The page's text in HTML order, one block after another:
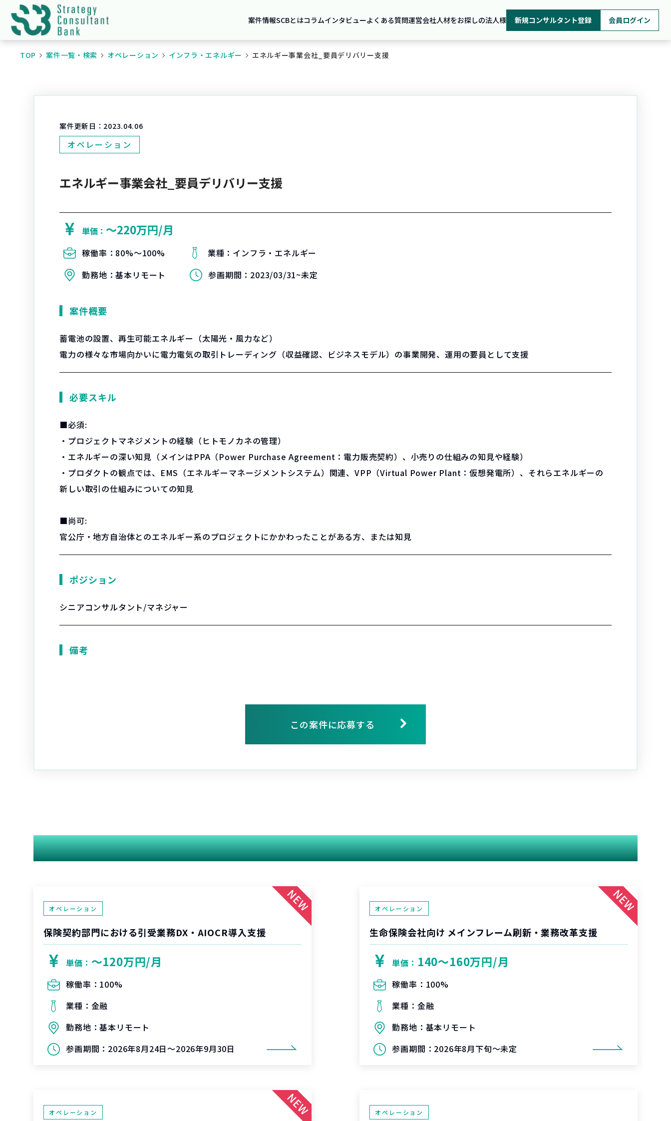
案件情報SCBとはコラムインタビューよくある質問運営会社人材をお探しの法人様 新規コンサルタント登録 会員ログイン
TOP 案件一覧・検索 オペレーション インフラ・エネルギー エネルギー事業会社_要員デリバリー支援
案件更新日： 2023.04.06
オペレーション
エネルギー事業会社_要員デリバリー支援
単価： 〜220万円/月
稼働率： 80%〜100% 業種： インフラ・エネルギー
勤務地：基本リモート 参画期間： 2023/03/31~未定
案件概要
蓄電池の設置、再生可能エネルギー（太陽光・風力など）
電力の様々な市場向かいに電力電気の取引トレーディング（収益確認、ビジネスモデル）の事業開発、運用の要員として支援
必要スキル
■必須:
・プロジェクトマネジメントの経験（ヒトモノカネの管理）
・エネルギーの深い知見（メインはPPA（Power Purchase Agreement：電力販売契約）、小売りの仕組みの知見や経験）
・プロダクトの観点では、EMS（エネルギーマネージメントシステム）関連、VPP（Virtual Power Plant：仮想発電所）、それらエネルギーの
新しい取引の仕組みについての知見
■尚可:
官公庁・地方自治体とのエネルギー系のプロジェクトにかかわったことがある方、または知見
ポジション
シニアコンサルタント/マネジャー
備考
この案件に応募する
関連する案件
オペレーション
保険契約部門における引受業務DX・AIOCR導入支援
単価： 〜120万円/月
稼働率： 100%
業種： 金融
勤務地：基本リモート
参画期間： 2026年8月24日～2026年9月30日
オペレーション
生命保険会社向け メインフレーム刷新・業務改革支援
単価： 140〜160万円/月
稼働率： 100%
業種： 金融
勤務地： 基本リモート
参画期間： 2026年8月下旬～未定
オペレーション オペレーション